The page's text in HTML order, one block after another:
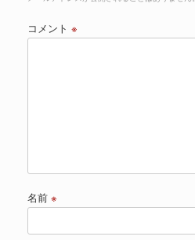
コメント ※
名前 ※